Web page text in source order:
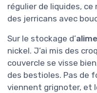
régulier de liquides, ce
des jerricans avec
Sur le stockage d’
nickel. J’ai mis des
couvercle se visse
des bestioles. Pas de
viennent grignoter, et